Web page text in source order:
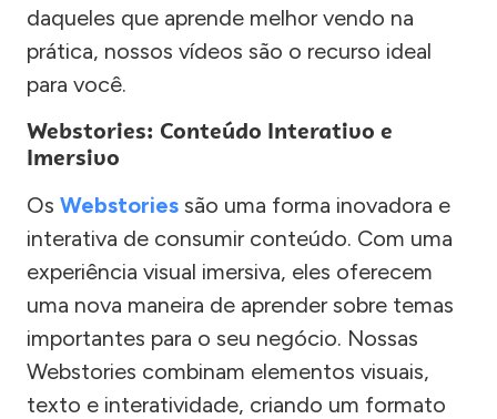
daqueles que aprende melhor vendo na
prática, nossos vídeos são o recurso ideal
para você.
Webstories: Conteúdo Interativo e
Imersivo
Os Webstories são uma forma inovadora e
interativa de consumir conteúdo. Com uma
experiência visual imersiva, eles oferecem
uma nova maneira de aprender sobre temas
importantes para o seu negócio. Nossas
Webstories combinam elementos visuais,
texto e interatividade, criando um formato